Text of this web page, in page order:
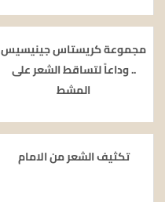
مجموعة كريستاس جينيسيس
.. وداعاً لتساقط الشعر على
المشط
تكثيف الشعر من الامام